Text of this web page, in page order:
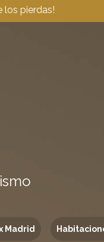
los pierdas!
Madrid